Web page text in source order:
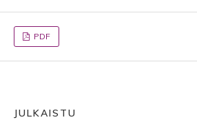
PDF
JULKAISTU